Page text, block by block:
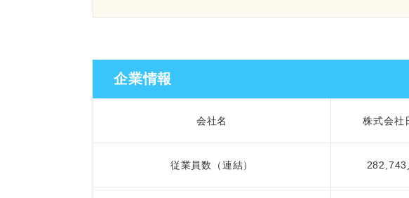
会社名 株式会社
従業員数（連結） 282,743
企業情報